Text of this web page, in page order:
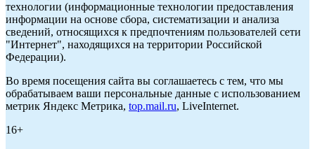
технологии (информационные технологии предоставления
информации на основе сбора, систематизации и анализа
сведений, относящихся к предпочтениям пользователей сети
"Интернет", находящихся на территории Российской
Федерации).
Во время посещения сайта вы соглашаетесь с тем, что мы
обрабатываем ваши персональные данные с использованием
метрик Яндекс Метрика, top.mail.ru, LiveInternet.
16+